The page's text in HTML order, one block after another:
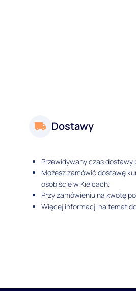
Dostawy
Przewidywany czas
Możesz zamówić dostawę
osobiście w Kielcach.
Przy zamówieniu na kwotę
Więcej informacji na temat